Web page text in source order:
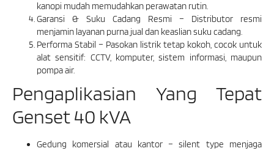
kanopi mudah memudahkan perawatan rutin.
Garansi & Suku Cadang Resmi – Distributor resmi
menjamin layanan purna jual dan keaslian suku cadang.
Performa Stabil – Pasokan listrik tetap kokoh, cocok untuk
alat sensitif: CCTV, komputer, sistem informasi, maupun
pompa air.
Pengaplikasian Yang Tepat
Genset 40 kVA
Gedung komersial atau kantor – silent type menjaga